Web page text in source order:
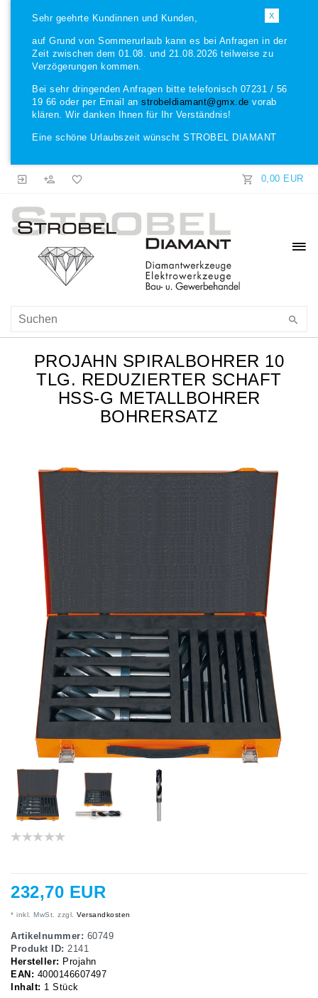
X
Sehr geehrte Kundinnen und Kunden,
auf Grund von Sommerurlaub kann es bei Anfragen in der
Zeit zwischen dem 01.08. und 21.08.2026 teilweise zu
Verzögerungen kommen.
Bei sehr dringenden Anfragen bitte telefonisch 07231 / 56
19 66 oder per Email an strobeldiamant@gmx.de vorab
klären. Wir danken Ihnen für Ihr Verständnis!
Eine schöne Urlaubszeit wünscht STROBEL DIAMANT
0,00 EUR
PROJAHN SPIRALBOHRER 10
TLG. REDUZIERTER SCHAFT
HSS-G METALLBOHRER
BOHRERSATZ
232,70 EUR
* inkl. MwSt. zzgl. Versandkosten
Artikelnummer: 60749
Produkt ID: 2141
Hersteller: Projahn
EAN: 4000146607497
Inhalt: 1 Stück